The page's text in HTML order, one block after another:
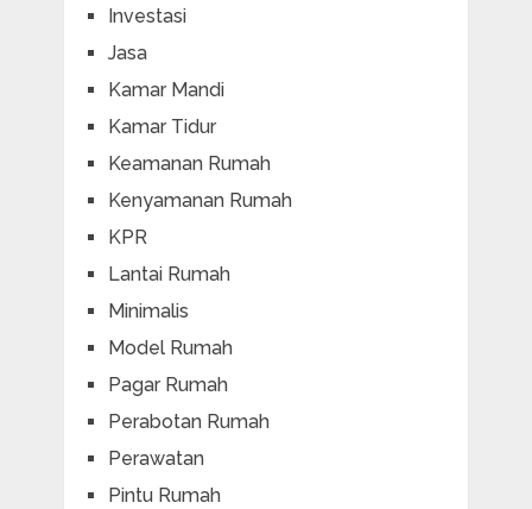
Investasi
Jasa
Kamar Mandi
Kamar Tidur
Keamanan Rumah
Kenyamanan Rumah
KPR
Lantai Rumah
Minimalis
Model Rumah
Pagar Rumah
Perabotan Rumah
Perawatan
Pintu Rumah